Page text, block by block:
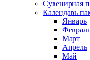
Сувенирная
Календарь
Январь
Февраль
Март
Апрель
Май